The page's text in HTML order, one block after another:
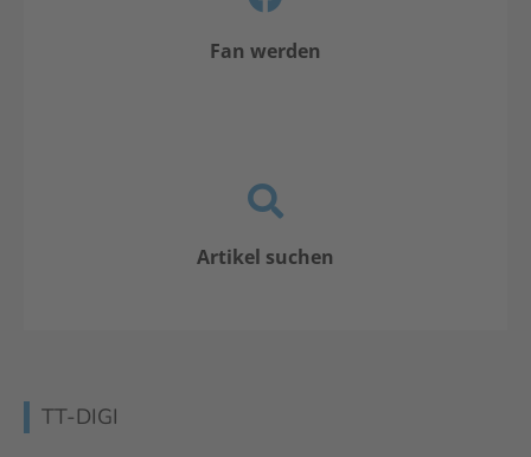
Fan werden
Artikel suchen
TT-DIGI